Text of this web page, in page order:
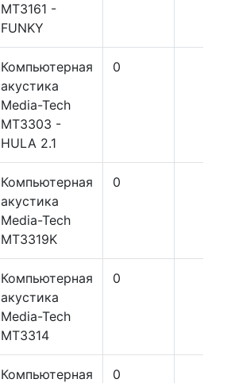
MT3161 -
FUNKY
Компьютерная
акустика
Media-Tech
MT3303 -
HULA 2.1
0
Компьютерная
акустика
Media-Tech
MT3319K
0
Компьютерная
акустика
Media-Tech
MT3314
0
Компьютерная
0